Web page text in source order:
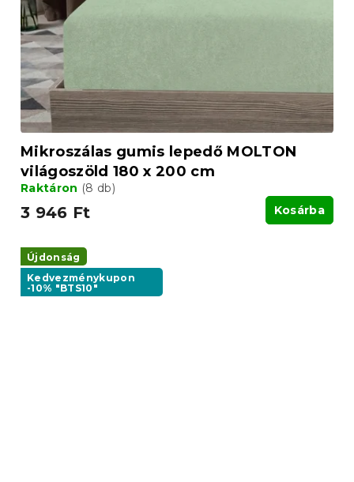
Mikroszálas gumis lepedő MOLTON
világoszöld 180 x 200 cm
Raktáron (8 db)
3 946 Ft Kosárba
Újdonság
Kedvezménykupon
-10% "BTS10"